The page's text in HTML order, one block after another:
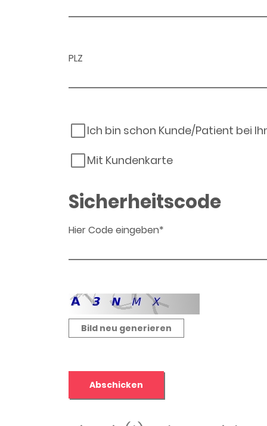
PLZ
Ich bin schon Kunde/Patient bei
Mit Kundenkarte
Sicherheitscode
Hier Code eingeben*